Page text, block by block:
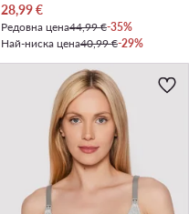
Актуална цена
28,99€
Редовна цена44,99 €-35%
Най-ниска цена40,99 €-29%